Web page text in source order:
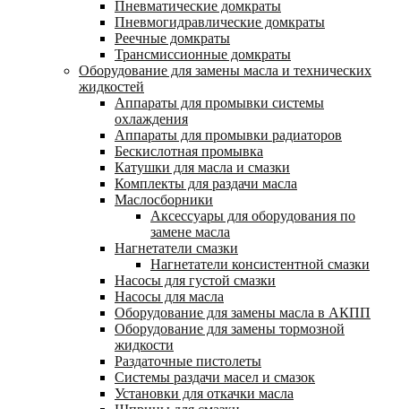
Пневматические домкраты
Пневмогидравлические домкраты
Реечные домкраты
Трансмиссионные домкраты
Оборудование для замены масла и технических
жидкостей
Аппараты для промывки системы
охлаждения
Аппараты для промывки радиаторов
Бескислотная промывка
Катушки для масла и смазки
Комплекты для раздачи масла
Маслосборники
Аксессуары для оборудования по
замене масла
Нагнетатели смазки
Нагнетатели консистентной смазки
Насосы для густой смазки
Насосы для масла
Оборудование для замены масла в АКПП
Оборудование для замены тормозной
жидкости
Раздаточные пистолеты
Системы раздачи масел и смазок
Установки для откачки масла